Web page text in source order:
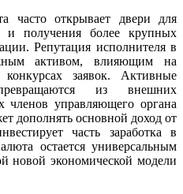
часто открывает двери для
и получения более крупных
Репутация исполнителя в
активом, влияющим на
заявок. Активные
из внешних
членов управляющего органа
дополнять основной доход от
часть заработка в
остается универсальным
новой экономической модели